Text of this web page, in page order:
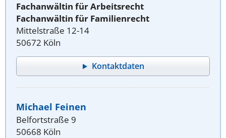
Fachanwältin für Arbeitsrecht
Fachanwältin für Familienrecht
Mittelstraße 12-14
50672 Köln
Kontaktdaten
Michael Feinen
Belfortstraße 9
50668 Köln